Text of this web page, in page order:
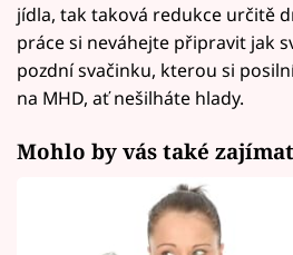
jídla, tak taková redukce určitě
práce si neváhejte připravit jak
pozdní svačinku, kterou si
na MHD, ať nešilháte hlady.
Mohlo by vás také